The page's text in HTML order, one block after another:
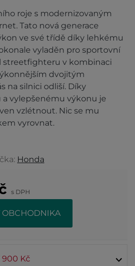
roje s modernizovaným
Tato nová generace
ve své třídě díky lehkému
vyladěn pro sportovní
streetfighteru v kombinaci
dvojitým
na silnici odliší. Díky
vylepšenému výkonu je
vzlétnout. Nic se mu
vyrovnat.
Honda
s DPH
OBCHODNIKA
900 Kč